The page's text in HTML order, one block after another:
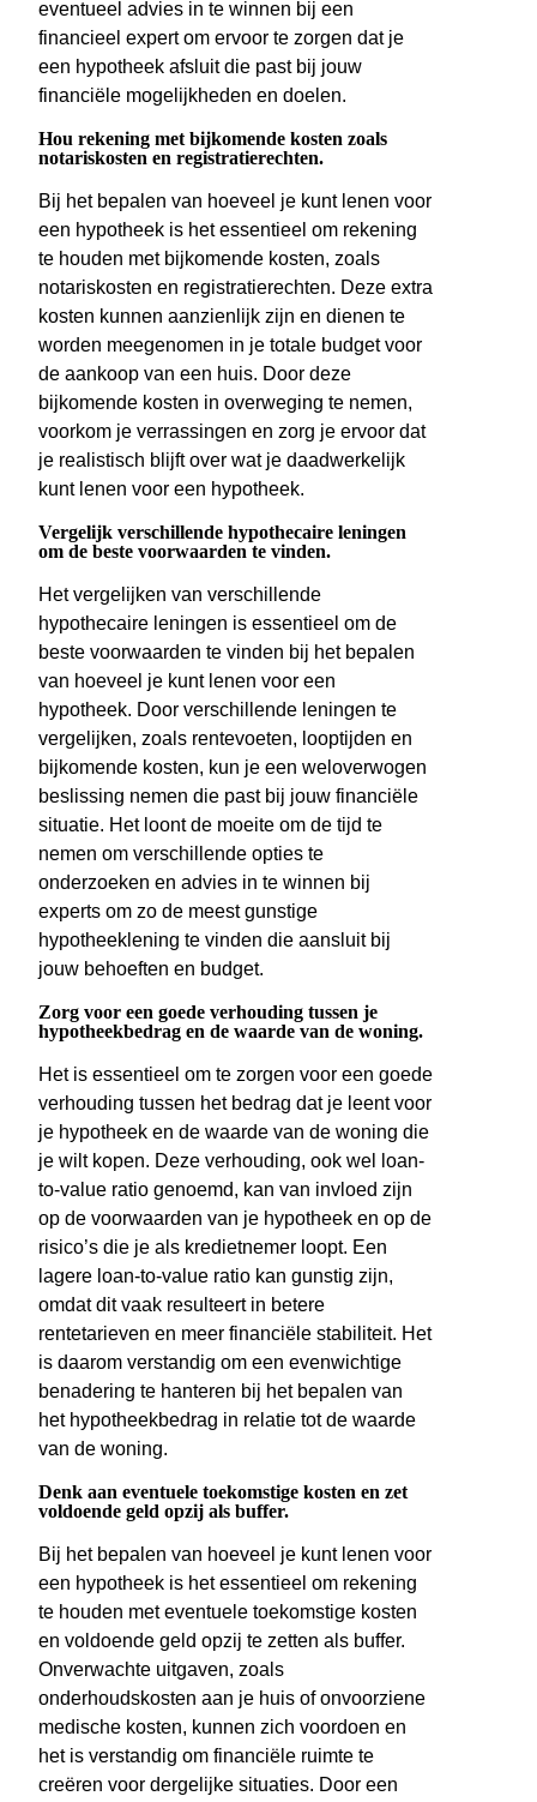
eventueel advies in te winnen bij een
financieel expert om ervoor te zorgen dat je
een hypotheek afsluit die past bij jouw
financiële mogelijkheden en doelen.
Hou rekening met bijkomende kosten zoals
notariskosten en registratierechten.
Bij het bepalen van hoeveel je kunt lenen voor
een hypotheek is het essentieel om rekening
te houden met bijkomende kosten, zoals
notariskosten en registratierechten. Deze extra
kosten kunnen aanzienlijk zijn en dienen te
worden meegenomen in je totale budget voor
de aankoop van een huis. Door deze
bijkomende kosten in overweging te nemen,
voorkom je verrassingen en zorg je ervoor dat
je realistisch blijft over wat je daadwerkelijk
kunt lenen voor een hypotheek.
Vergelijk verschillende hypothecaire leningen
om de beste voorwaarden te vinden.
Het vergelijken van verschillende
hypothecaire leningen is essentieel om de
beste voorwaarden te vinden bij het bepalen
van hoeveel je kunt lenen voor een
hypotheek. Door verschillende leningen te
vergelijken, zoals rentevoeten, looptijden en
bijkomende kosten, kun je een weloverwogen
beslissing nemen die past bij jouw financiële
situatie. Het loont de moeite om de tijd te
nemen om verschillende opties te
onderzoeken en advies in te winnen bij
experts om zo de meest gunstige
hypotheeklening te vinden die aansluit bij
jouw behoeften en budget.
Zorg voor een goede verhouding tussen je
hypotheekbedrag en de waarde van de woning.
Het is essentieel om te zorgen voor een goede
verhouding tussen het bedrag dat je leent voor
je hypotheek en de waarde van de woning die
je wilt kopen. Deze verhouding, ook wel loan-
to-value ratio genoemd, kan van invloed zijn
op de voorwaarden van je hypotheek en op de
risico’s die je als kredietnemer loopt. Een
lagere loan-to-value ratio kan gunstig zijn,
omdat dit vaak resulteert in betere
rentetarieven en meer financiële stabiliteit. Het
is daarom verstandig om een evenwichtige
benadering te hanteren bij het bepalen van
het hypotheekbedrag in relatie tot de waarde
van de woning.
Denk aan eventuele toekomstige kosten en zet
voldoende geld opzij als buffer.
Bij het bepalen van hoeveel je kunt lenen voor
een hypotheek is het essentieel om rekening
te houden met eventuele toekomstige kosten
en voldoende geld opzij te zetten als buffer.
Onverwachte uitgaven, zoals
onderhoudskosten aan je huis of onvoorziene
medische kosten, kunnen zich voordoen en
het is verstandig om financiële ruimte te
creëren voor dergelijke situaties. Door een